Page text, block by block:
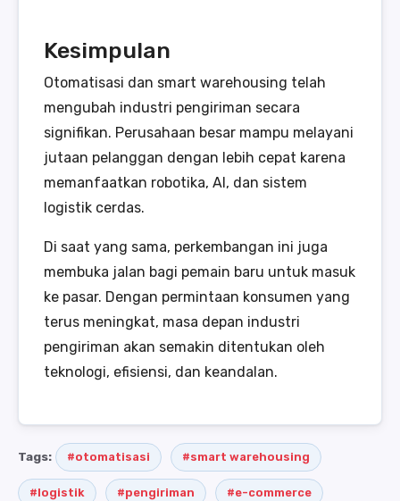
Kesimpulan
Otomatisasi dan smart warehousing telah
mengubah industri pengiriman secara
signifikan. Perusahaan besar mampu melayani
jutaan pelanggan dengan lebih cepat karena
memanfaatkan robotika, AI, dan sistem
logistik cerdas.
Di saat yang sama, perkembangan ini juga
membuka jalan bagi pemain baru untuk masuk
ke pasar. Dengan permintaan konsumen yang
terus meningkat, masa depan industri
pengiriman akan semakin ditentukan oleh
teknologi, efisiensi, dan keandalan.
Tags: #otomatisasi #smart warehousing
#logistik #pengiriman #e-commerce